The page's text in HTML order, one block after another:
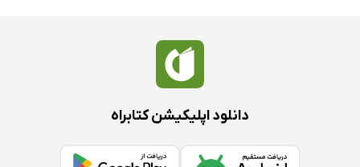
دانلود اپلیکیشن کتابراه